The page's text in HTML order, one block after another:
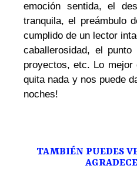
emoción sentida, el
tranquila, el preámbulo
cumplido de un lector
caballerosidad, el
proyectos, etc. Lo
quita nada y nos puede
noches!
TAMBIÉN PUEDES